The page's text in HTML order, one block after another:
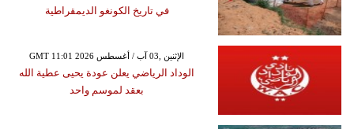
في تاريخ الكونغو الديمقراطية
GMT 11:01 2026 الإثنين ,03 آب / أغسطس
الوداد الرياضي يعلن عودة يحيى عطية الله
بعقد لموسم واحد